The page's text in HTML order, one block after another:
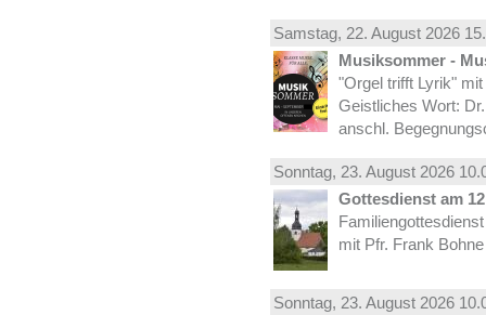
Samstag, 22. August 2026
Musiksommer -
"Orgel trifft Lyrik"
Geistliches Wort:
anschl.
Sonntag, 23. August 2026
Gottesdienst am
mit Pfr. Frank
Sonntag, 23. August 2026